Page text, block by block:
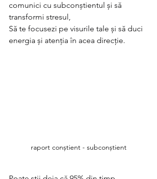
comunici cu subconștientul și să
transformi stresul,
Să te focusezi pe visurile tale și să duci
energia și atenția în acea direcție.
raport conștient - subconștient